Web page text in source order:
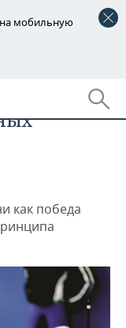
мобильную
в
как победа